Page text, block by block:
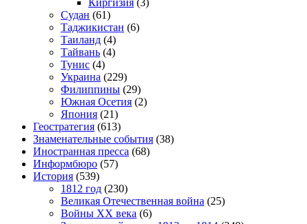
Киргизия (3)
Судан (61)
Таджикистан (6)
Таиланд (4)
Тайвань (4)
Тунис (4)
Украина (229)
Филиппины (29)
Южная Осетия (2)
Япония (21)
Геостратегия (613)
Знаменательные события (38)
Иностранная пресса (68)
Информбюро (57)
История (539)
1812 год (230)
Великая Отечественная война (25)
Войны XX века (6)